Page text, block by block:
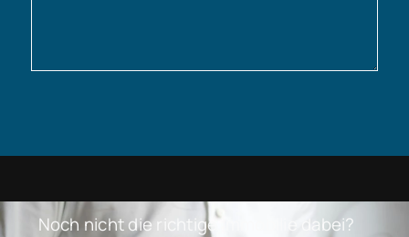
Noch nicht die richtige Immobilie dabei?